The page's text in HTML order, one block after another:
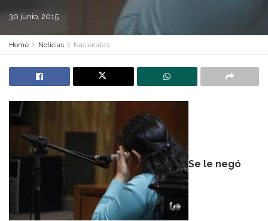
30 junio, 2015
Home Noticias Nacionales
Se le negó